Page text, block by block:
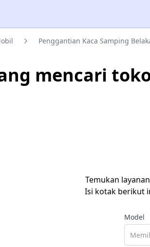
Penggantian Kaca Samping
mencari
Temukan
Isi kotak berikut
Model